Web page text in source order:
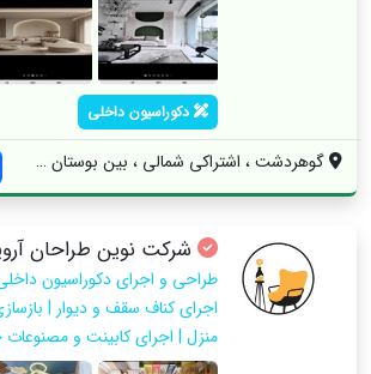
دکوراسیون داخلی
گوهردشت ، اشتراکی شمالی ، بین بوستان 18 ...
شرکت نوین طراحان
طراحی و اجرای دکوراسیون
اجرای کناف سقف و دیوار |
منزل | اجرای کابینت و